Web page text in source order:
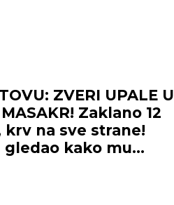
ZVERI UPALE U
Zaklano 12
na sve strane!
gledao kako mu
(FOTO)